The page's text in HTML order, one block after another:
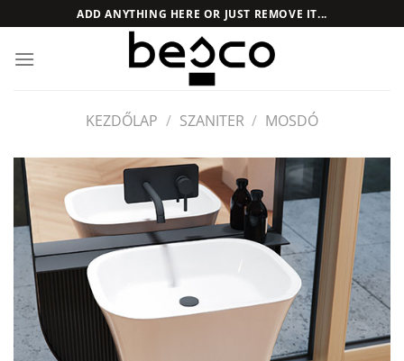
to
content
ADD ANYTHING HERE OR JUST REMOVE IT...
KEZDŐLAP / SZANITER / MOSDÓ